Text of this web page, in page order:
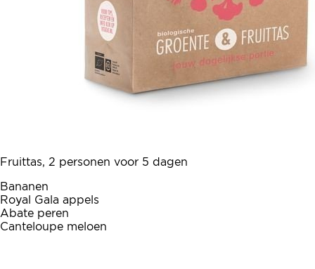
Fruittas, 2 personen voor 5 dagen
Bananen
Royal Gala appels
Abate peren
Canteloupe meloen